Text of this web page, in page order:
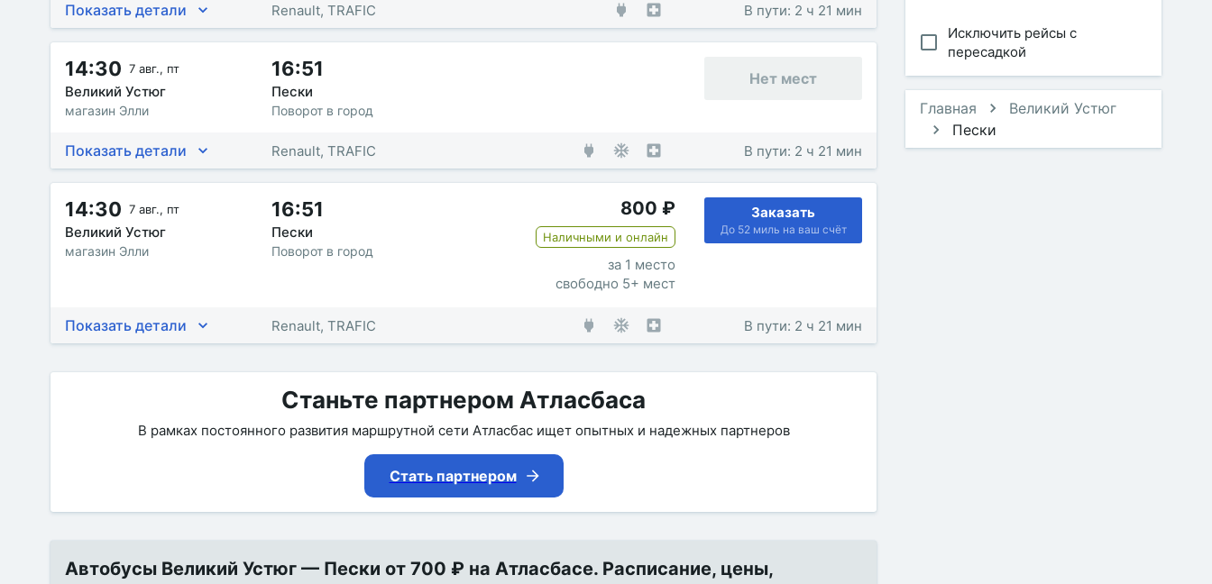
Показать детали Renault, TRAFIC В пути: 2 ч 21 мин
14:30 7 авг., пт
Великий Устюг
магазин Элли
16:51
Пески
Поворот в город
Нет мест
Показать детали Renault, TRAFIC В пути: 2 ч 21 мин
14:30 7 авг., пт
Великий Устюг
магазин Элли
16:51
Пески
Поворот в город
800 ₽
Наличными и онлайн
за 1 место
свободно 5+ мест
Заказать
До 52 миль на ваш счёт
Показать детали Renault, TRAFIC В пути: 2 ч 21 мин
Станьте партнером Атласбаса
В рамках постоянного развития маршрутной сети Атласбас ищет опытных и надежных партнеров
Стать партнером
Автобусы Великий Устюг — Пески от 700 ₽ на Атласбасе. Расписание, цены,
Исключить рейсы с
пересадкой
Главная
Великий Устюг
Пески